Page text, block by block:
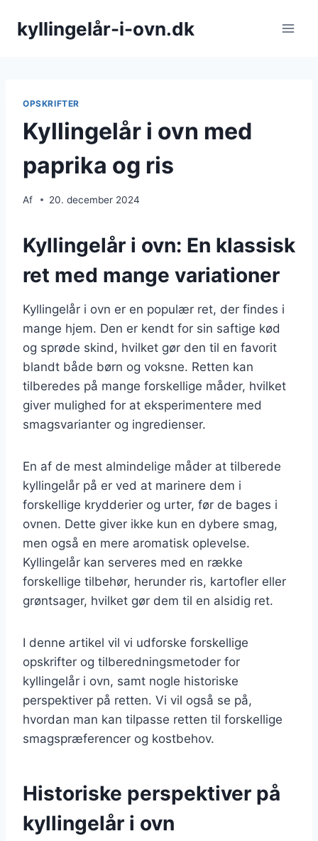
kyllingelår-i-ovn.dk
OPSKRIFTER
Kyllingelår i ovn med
paprika og ris
Af 20. december 2024
Kyllingelår i ovn: En klassisk
ret med mange variationer
Kyllingelår i ovn er en populær ret, der findes i
mange hjem. Den er kendt for sin saftige kød
og sprøde skind, hvilket gør den til en favorit
blandt både børn og voksne. Retten kan
tilberedes på mange forskellige måder, hvilket
giver mulighed for at eksperimentere med
smagsvarianter og ingredienser.
En af de mest almindelige måder at tilberede
kyllingelår på er ved at marinere dem i
forskellige krydderier og urter, før de bages i
ovnen. Dette giver ikke kun en dybere smag,
men også en mere aromatisk oplevelse.
Kyllingelår kan serveres med en række
forskellige tilbehør, herunder ris, kartofler eller
grøntsager, hvilket gør dem til en alsidig ret.
I denne artikel vil vi udforske forskellige
opskrifter og tilberedningsmetoder for
kyllingelår i ovn, samt nogle historiske
perspektiver på retten. Vi vil også se på,
hvordan man kan tilpasse retten til forskellige
smagspræferencer og kostbehov.
Historiske perspektiver på
kyllingelår i ovn